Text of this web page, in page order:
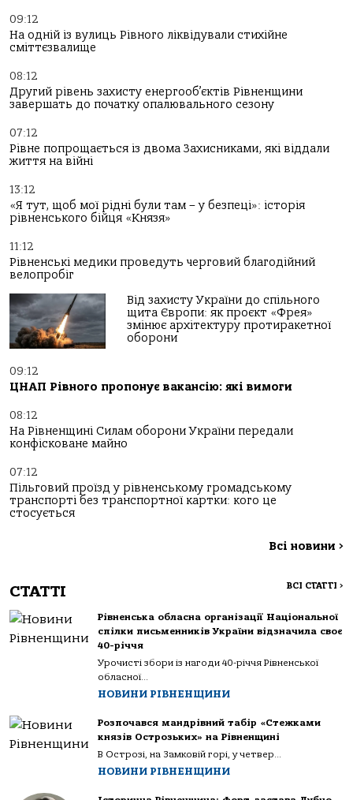
09:12
На одній із вулиць Рівного ліквідували стихійне
сміттєзвалище
08:12
Другий рівень захисту енергооб’єктів Рівненщини
завершать до початку опалювального сезону
07:12
Рівне попрощається із двома Захисниками, які віддали
життя на війні
13:12
«Я тут, щоб мої рідні були там – у безпеці»: історія
рівненського бійця «Князя»
11:12
Рівненські медики проведуть черговий благодійний
велопробіг
Від захисту України до спільного
щита Європи: як проєкт «Фрея»
змінює архітектуру протиракетної
оборони
09:12
ЦНАП Рівного пропонує вакансію: які вимоги
08:12
На Рівненщині Силам оборони України передали
конфісковане майно
07:12
Пільговий проїзд у рівненському громадському
транспорті без транспортної картки: кого це
стосується
Всі новини >
СТАТТІ ВСІ СТАТТІ >
Рівненська обласна організації Національної
спілки письменників України відзначила своє
40-річчя
Урочисті збори із нагоди 40-річчя Рівненської
обласної...
НОВИНИ РІВНЕНЩИНИ
Розпочався мандрівний табір «Стежками
князів Острозьких» на Рівненщині
В Острозі, на Замковій горі, у четвер...
НОВИНИ РІВНЕНЩИНИ